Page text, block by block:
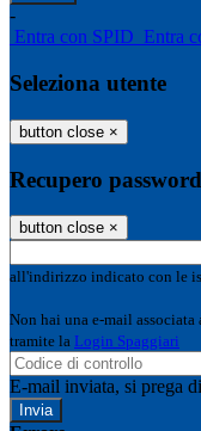
-
Entra con SPID Entra
Seleziona utente
button close ×
Recupero password
button close ×
all'indirizzo indicato con le
Non hai una e-mail
tramite la Login Spaggiari
E-mail inviata, si prega